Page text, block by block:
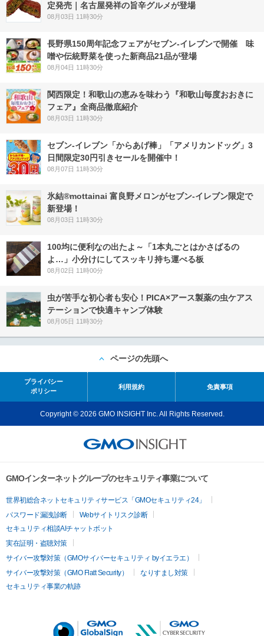
定発売｜名古屋発祥の旨辛グルメが登場
08月03日 11時30分
長野県150周年記念フェアがセブン-イレブンで開催 味
噌や伝統野菜を使った新商品21品が登場
08月04日 11時30分
関西限定！和歌山の恵みを味わう『和歌山毎度おおきに
フェア』全商品徹底紹介
08月03日 11時30分
セブン‐イレブン「からあげ棒」「アメリカンドッグ」3
日間限定30円引きセールを開催中！
08月07日 11時30分
氷結®mottainai 富良野メロンがセブン‐イレブン限定で
新登場！
08月03日 11時30分
100均に便利なの出たよ～「1本丸ごとはかさばるの
よ…」小分けにしてスッキリ持ち運べる板
08月02日 11時00分
虫が苦手な初心者も安心！PICA×アース製薬の虫ケアス
テーションで快適キャンプ体験
08月05日 11時30分
ページの先頭へ
プライバシー
ポリシー
利用規約 免責事項
Copyright © 2026 GMO INSIGHT Inc. All Rights Reserved.
GMOインターネットグループのセキュリティ事業について
世界初総合ネットセキュリティサービス「GMOセキュリティ24」
パスワード漏洩診断
Webサイトリスク診断
セキュリティ相談AIチャットボット
実在証明・盗聴対策
サイバー攻撃対策（GMOサイバーセキュリティ byイエラエ）
サイバー攻撃対策（GMO Flatt Security）
なりすまし対策
セキュリティ事業の軌跡